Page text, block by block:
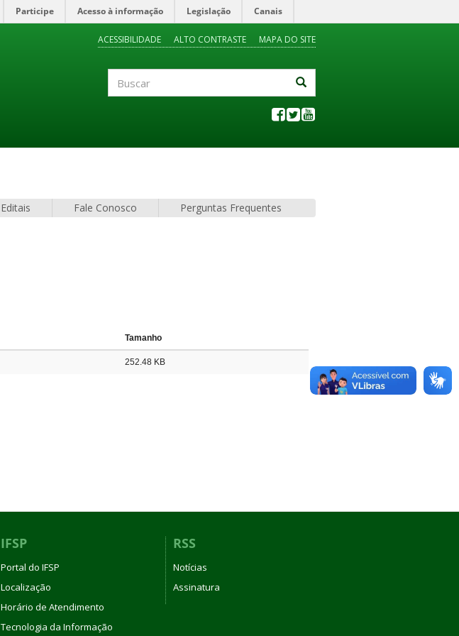
Participe Acesso à informação Legislação Canais
ACESSIBILIDADE ALTO CONTRASTE MAPA DO SITE
Editais Fale Conosco Perguntas Frequentes
Tamanho
252.48 KB
IFSP
Portal do IFSP
Localização
Horário de Atendimento
Tecnologia da Informação
RSS
Notícias
Assinatura